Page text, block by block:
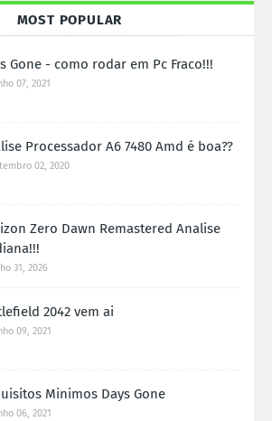
MOST POPULAR
Gone - como rodar em Pc Fraco!!!
07, 2021
Processador A6 7480 Amd é boa??
02, 2020
Zero Dawn Remastered Analise
31, 2026
2042 vem ai
09, 2021
Minimos Days Gone
06, 2021